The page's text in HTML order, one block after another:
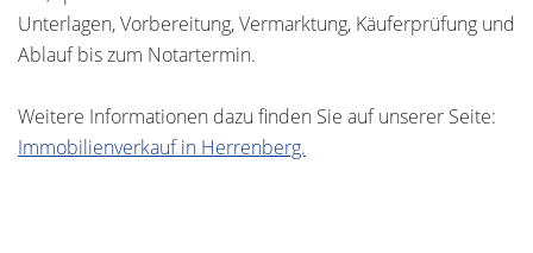
Unterlagen, Vorbereitung, Vermarktung, Käuferprüfung und
Ablauf bis zum Notartermin.
Weitere Informationen dazu finden Sie auf unserer Seite:
Immobilienverkauf in Herrenberg.